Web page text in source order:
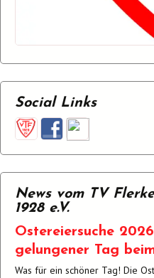
Social Links
News vom TV
1928 e.V.
Ostereiersuche
gelungener Tag
Was für ein schöner Tag! Die